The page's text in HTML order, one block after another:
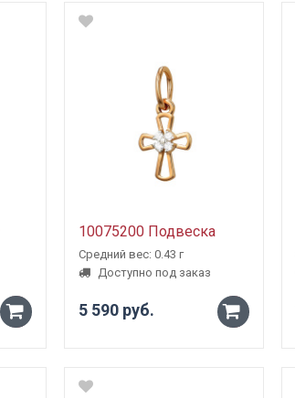
-
10075200 Подвеска
Средний вес: 0.43 г
Доступно под заказ
5 590 руб. -